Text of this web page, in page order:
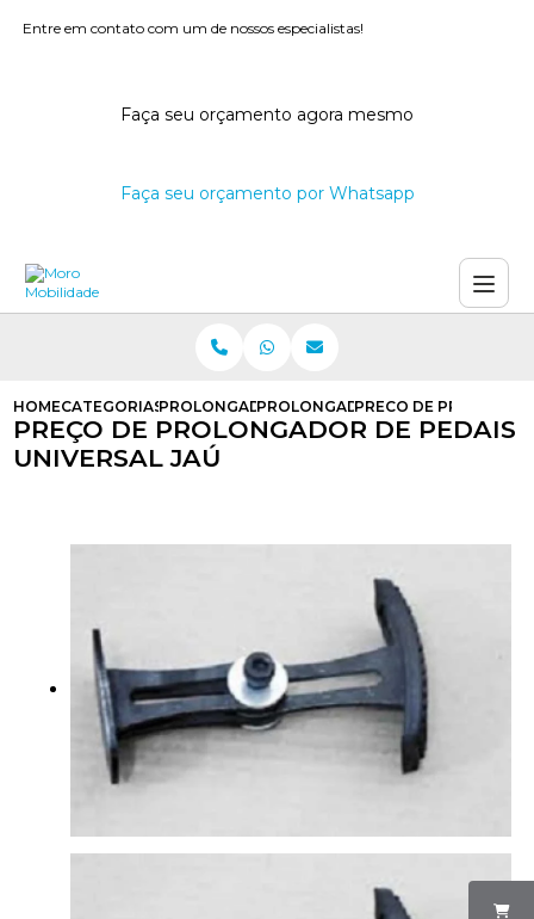
Entre em contato com um de nossos especialistas!
Faça seu orçamento agora mesmo
Faça seu orçamento por Whatsapp
HOMECATEGORIASPROLONGADOR DE PEDAIS
PROLONGADOR DE PEDAIS PARA
PRECO DE
PREÇO DE PROLONGADOR DE PEDAIS
UNIVERSAL JAÚ